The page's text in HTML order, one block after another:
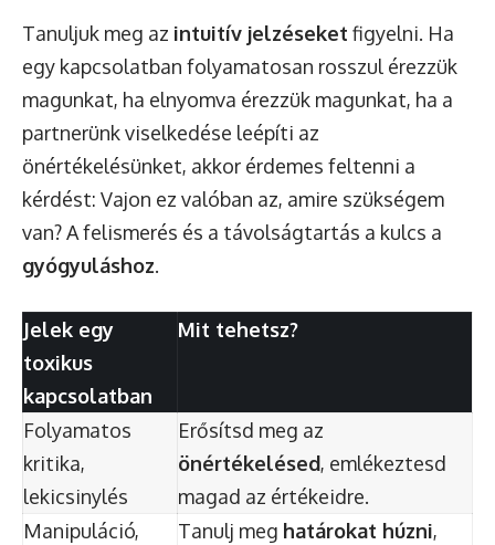
Tanuljuk meg az intuitív jelzéseket figyelni. Ha
egy kapcsolatban folyamatosan rosszul érezzük
magunkat, ha elnyomva érezzük magunkat, ha a
partnerünk viselkedése leépíti az
önértékelésünket, akkor érdemes feltenni a
kérdést: Vajon ez valóban az, amire szükségem
van? A felismerés és a távolságtartás a kulcs a
gyógyuláshoz.
Jelek egy
toxikus
kapcsolatban
Mit tehetsz?
Folyamatos
kritika,
lekicsinylés
Erősítsd meg az
önértékelésed, emlékeztesd
magad az értékeidre.
Manipuláció,
Tanulj meg határokat húzni,